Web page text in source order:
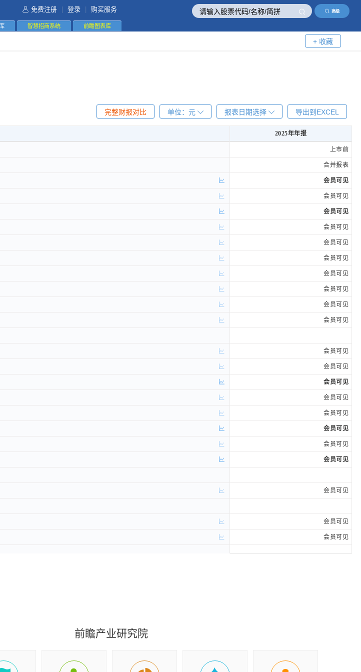
高级
免费注册 登录 购买服务
智慧招商系统 前瞻图表库
+ 收藏
导出到EXCEL
报表日期选择
单位： 元
完整财报对比
2025年年报
上市前
合并报表
会员可见
会员可见
会员可见
会员可见
会员可见
会员可见
会员可见
会员可见
会员可见
会员可见
会员可见
会员可见
会员可见
会员可见
会员可见
会员可见
会员可见
会员可见
会员可见
会员可见
会员可见
前瞻产业研究院